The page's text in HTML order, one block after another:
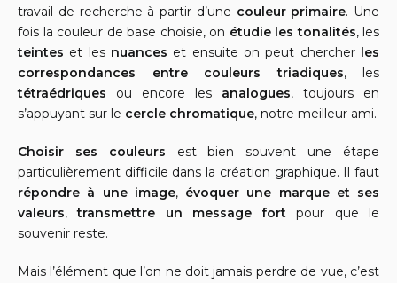
travail de recherche à partir d’une couleur primaire. Une
fois la couleur de base choisie, on étudie les tonalités, les
teintes et les nuances et ensuite on peut chercher les
correspondances entre couleurs triadiques, les
tétraédriques ou encore les analogues, toujours en
s’appuyant sur le cercle chromatique, notre meilleur ami.
Choisir ses couleurs est bien souvent une étape
particulièrement difficile dans la création graphique. Il faut
répondre à une image, évoquer une marque et ses
valeurs,transmettre un message fort pour que le
souvenir reste.
Mais l’élément que l’on ne doit jamais perdre de vue, c’est